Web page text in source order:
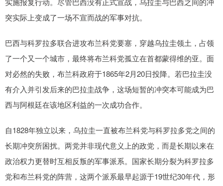
突实际上变成了一场不宣而战的军事对抗。
巴西与科罗拉多联合进攻布兰科党要塞，穿越乌拉圭领土，占领
了一个又一个城市，最终将布兰科党孤立在首都蒙得维的亚。面
对必然的失败，布兰科政府于1865年2月20日投降。若巴拉圭没
有介入并引发后来的巴拉圭战争，这场短暂的冲突本可能成为巴
西与阿根廷在该地区利益的一次成功合作。
自1828年独立以来，乌拉圭一直被布兰科党与科罗拉多党之间的
长期冲突所困扰。两党并非现代意义上的政党，而是长期以来在
政治权力更替时互相反叛的军事派系。国家长期分裂为科罗拉多
党和布兰科党的阵营，这两个派系最早起源于19世纪30年代，形